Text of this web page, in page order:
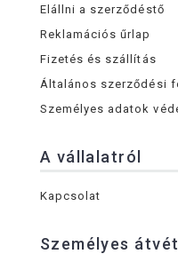
Elállni a szerződéstő
Reklamációs űrlap
Fizetés és szállítás
Általános szerződési
Személyes adatok
A vállalatról
Kapcsolat
Személyes